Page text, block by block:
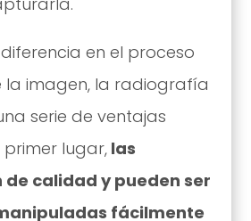
en el proceso
imagen, la radiografía
serie de ventajas
primer lugar,las
de calidad y pueden ser
fácilmente